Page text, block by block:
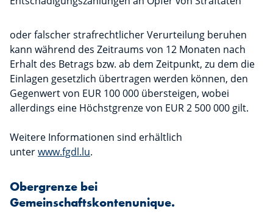
oder falscher strafrechtlicher Verurteilung beruhen
kann während des Zeitraums von 12 Monaten nach
Erhalt des Betrags bzw. ab dem Zeitpunkt, zu dem die
Einlagen gesetzlich übertragen werden können, den
Gegenwert von EUR 100 000 übersteigen, wobei
allerdings eine Höchstgrenze von EUR 2 500 000 gilt.
Weitere Informationen sind erhältlich
unterwww.fgdl.lu.
Obergrenze bei
Gemeinschaftskontenunique.